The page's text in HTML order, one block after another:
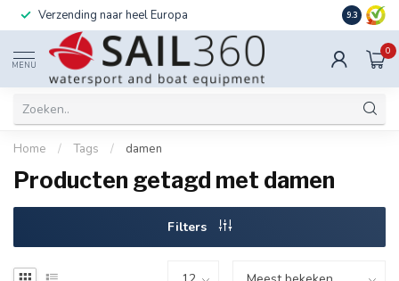
Verzending naar heel Europa Ook
9.3
MENU
0
Home / Tags / damen
Producten getagd met damen
Filters